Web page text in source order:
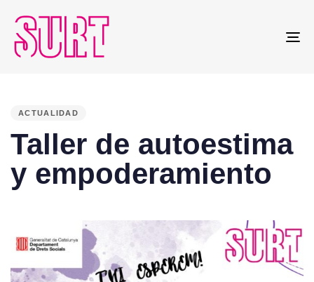
ACTUALIDAD
Taller de autoestima
y empoderamiento